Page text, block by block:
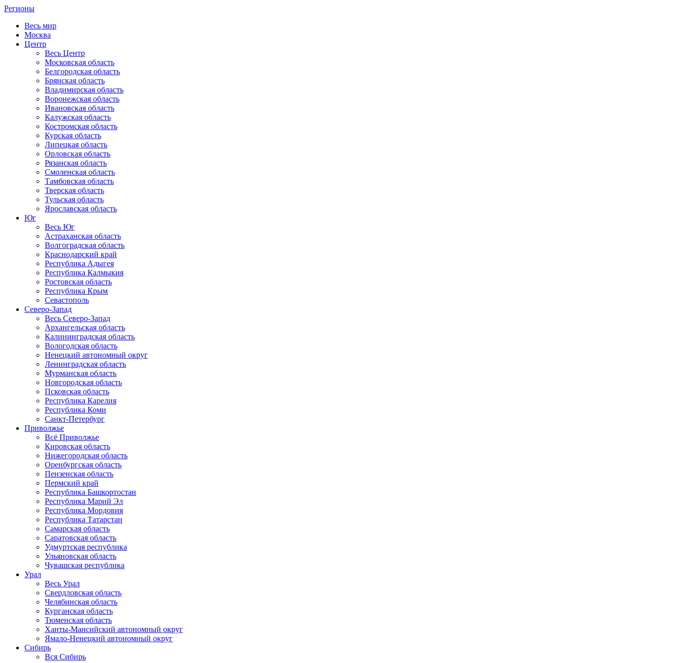
Регионы
Весь мир
Москва
Центр
Весь Центр
Московская область
Белгородская область
Брянская область
Владимирская область
Воронежская область
Ивановская область
Калужская область
Костромская область
Курская область
Липецкая область
Орловская область
Рязанская область
Смоленская область
Тамбовская область
Тверская область
Тульская область
Ярославская область
Юг
Весь Юг
Астраханская область
Волгоградская область
Краснодарский край
Республика Адыгея
Республика Калмыкия
Ростовская область
Республика Крым
Севастополь
Северо-Запад
Весь Северо-Запад
Архангельская область
Калининградская область
Вологодская область
Ненецкий автономный округ
Ленинградская область
Мурманская область
Новгородская область
Псковская область
Республика Карелия
Республика Коми
Санкт-Петербург
Приволжье
Всё Приволжье
Кировская область
Нижегородская область
Оренбургская область
Пензенская область
Пермский край
Республика Башкортостан
Республика Марий Эл
Республика Мордовия
Республика Татарстан
Самарская область
Саратовская область
Удмуртская республика
Ульяновская область
Чувашская республика
Урал
Весь Урал
Свердловская область
Челябинская область
Курганская область
Тюменская область
Ханты-Мансийский автономный округ
Ямало-Ненецкий автономный округ
Сибирь
Вся Сибирь